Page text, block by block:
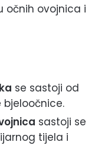
očnih ovojnica i
se sastoji od
bjeloočnice.
sastoji se
tijela i